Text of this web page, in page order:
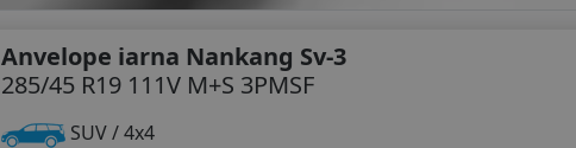
Anvelope iarna Nankang Sv-3
285/45 R19 111V M+S 3PMSF
SUV / 4x4